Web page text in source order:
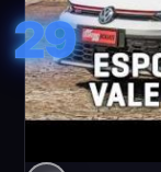
29